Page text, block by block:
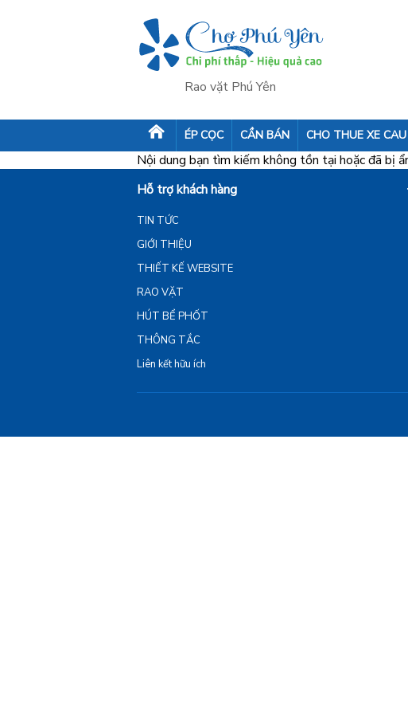
Rao vặt Phú Yên
ÉP CỌC CẦN BÁN CHO THUE XE
Nội dung bạn tìm kiếm không tồn tại hoặc đã bị
Hỗ trợ khách hàng
TIN TỨC
GIỚI THIỆU
THIẾT KẾ WEBSITE
RAO VẶT
HÚT BỂ PHỐT
THÔNG TẮC
Liên kết hữu ích